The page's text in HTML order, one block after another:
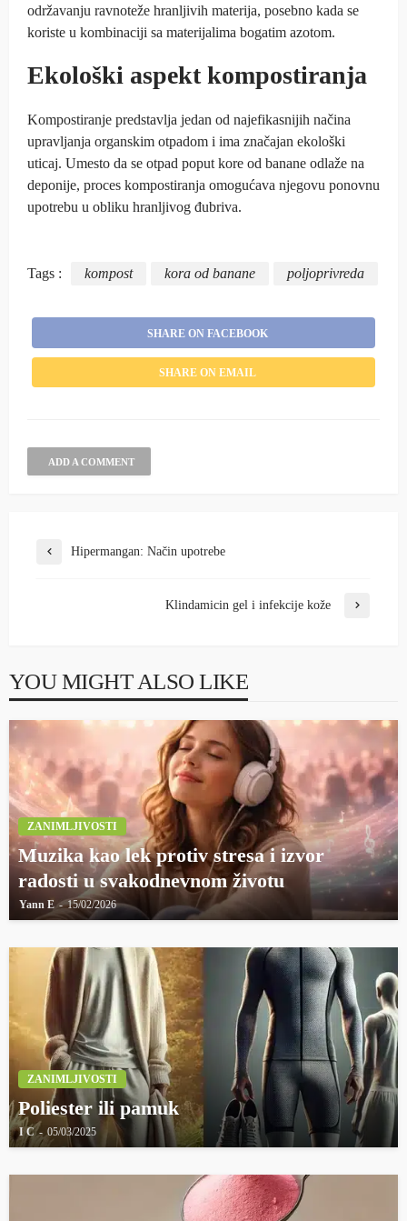
održavanju ravnoteže hranljivih materija, posebno kada se
koriste u kombinaciji sa materijalima bogatim azotom.
Ekološki aspekt kompostiranja
Kompostiranje predstavlja jedan od najefikasnijih načina
upravljanja organskim otpadom i ima značajan ekološki
uticaj. Umesto da se otpad poput kore od banane odlaže na
deponije, proces kompostiranja omogućava njegovu ponovnu
upotrebu u obliku hranljivog đubriva.
Tags : kompost kora od banane poljoprivreda
SHARE ON FACEBOOK
SHARE ON EMAIL
ADD A COMMENT
Hipermangan: Način upotrebe
Klindamicin gel i infekcije kože
YOU MIGHT ALSO LIKE
ZANIMLJIVOSTI
Muzika kao lek protiv stresa i izvor
radosti u svakodnevnom životu
Yann E 15/02/2026
ZANIMLJIVOSTI
Poliester ili pamuk
I C 05/03/2025